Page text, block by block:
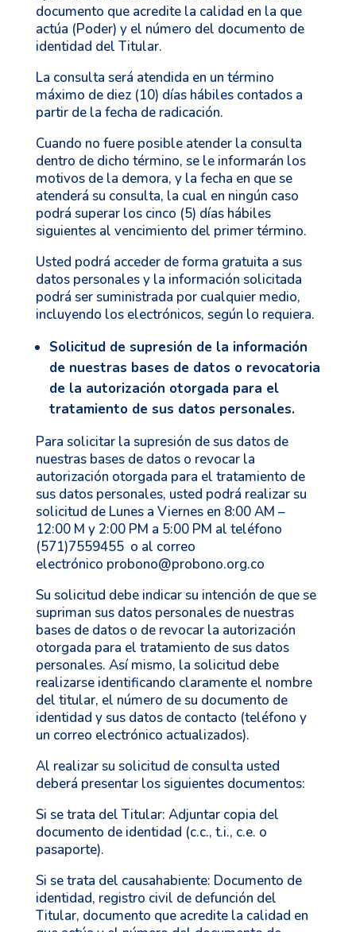
documento que acredite la calidad en la que
actúa (Poder) y el número del documento de
identidad del Titular.
La consulta será atendida en un término
máximo de diez (10) días hábiles contados a
partir de la fecha de radicación.
Cuando no fuere posible atender la consulta
dentro de dicho término, se le informarán los
motivos de la demora, y la fecha en que se
atenderá su consulta, la cual en ningún caso
podrá superar los cinco (5) días hábiles
siguientes al vencimiento del primer término.
Usted podrá acceder de forma gratuita a sus
datos personales y la información solicitada
podrá ser suministrada por cualquier medio,
incluyendo los electrónicos, según lo requiera.
Solicitud de supresión de la información
de nuestras bases de datos o revocatoria
de la autorización otorgada para el
tratamiento de sus datos personales.
Para solicitar la supresión de sus datos de
nuestras bases de datos o revocar la
autorización otorgada para el tratamiento de
sus datos personales, usted podrá realizar su
solicitud de Lunes a Viernes en 8:00 AM –
12:00 M y 2:00 PM a 5:00 PM al teléfono
(571)7559455 o al correo
electrónico probono@probono.org.co
Su solicitud debe indicar su intención de que se
supriman sus datos personales de nuestras
bases de datos o de revocar la autorización
otorgada para el tratamiento de sus datos
personales. Así mismo, la solicitud debe
realizarse identificando claramente el nombre
del titular, el número de su documento de
identidad y sus datos de contacto (teléfono y
un correo electrónico actualizados).
Al realizar su solicitud de consulta usted
deberá presentar los siguientes documentos:
Si se trata del Titular: Adjuntar copia del
documento de identidad (c.c., t.i., c.e. o
pasaporte).
Si se trata del causahabiente: Documento de
identidad, registro civil de defunción del
Titular, documento que acredite la calidad en